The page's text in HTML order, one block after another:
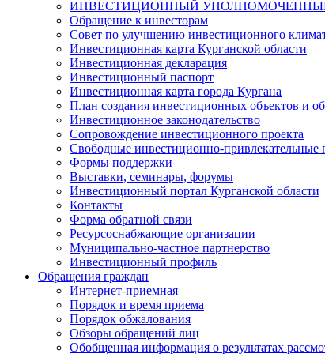
ИНВЕСТИЦИОННЫЙ
Обращение к инвесторам
Совет по улучшению инвестиционного
Инвестиционная карта Курганской области
Инвестиционная декларация
Инвестиционный паспорт
Инвестиционная карта города Кургана
План создания инвестиционных объектов и
Инвестиционное законодательство
Сопровождение инвестиционного проекта
Свободные инвестиционно-привлекательные
Формы поддержки
Выставки, семинары, форумы
Инвестиционный портал Курганской области
Контакты
Форма обратной связи
Ресурсоснабжающие организации
Муниципально-частное партнерство
Инвестиционный профиль
Обращения граждан
Интернет-приемная
Порядок и время приема
Порядок обжалования
Обзоры обращений лиц
Обобщенная информация о результатах